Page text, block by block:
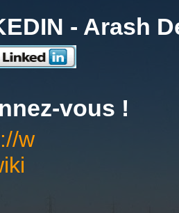
- Arash
vous !